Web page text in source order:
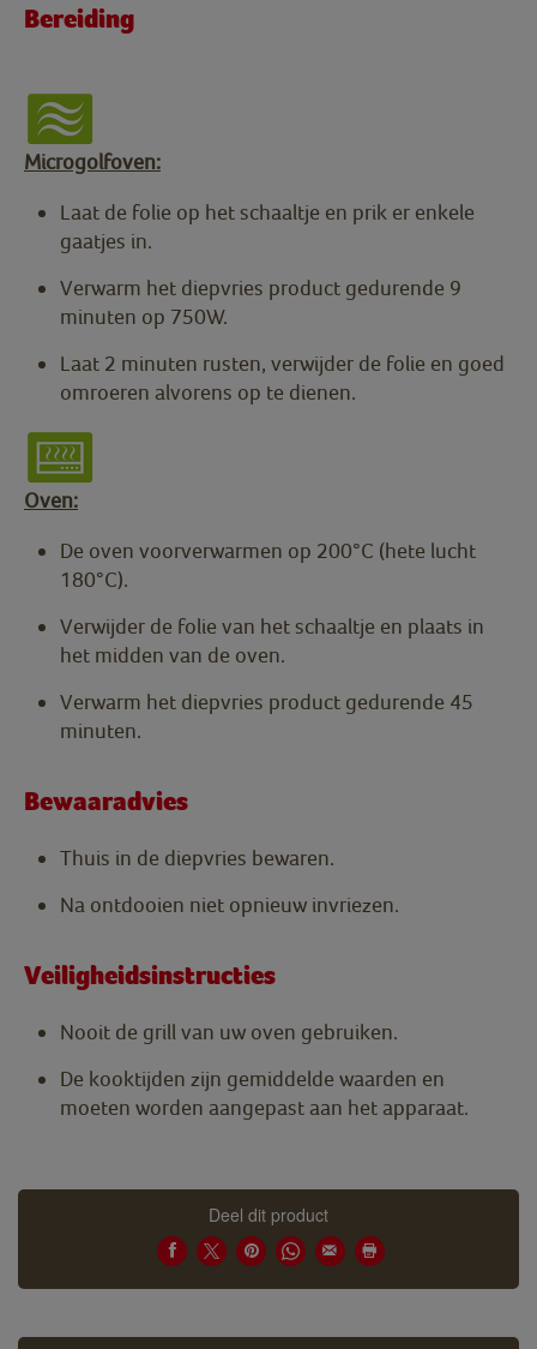
Bereiding
Microgolfoven:
Laat de folie op het schaaltje en prik er enkele
gaatjes in.
Verwarm het diepvries product gedurende 9
minuten op 750W.
Laat 2 minuten rusten, verwijder de folie en goed
omroeren alvorens op te dienen.
Oven:
De oven voorverwarmen op 200°C (hete lucht
180°C).
Verwijder de folie van het schaaltje en plaats in
het midden van de oven.
Verwarm het diepvries product gedurende 45
minuten.
Bewaaradvies
Thuis in de diepvries bewaren.
Na ontdooien niet opnieuw invriezen.
Veiligheidsinstructies
Nooit de grill van uw oven gebruiken.
De kooktijden zijn gemiddelde waarden en
moeten worden aangepast aan het apparaat.
Deel dit product